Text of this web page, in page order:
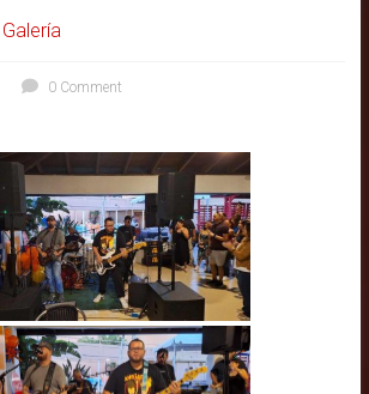
Galería
0 Comment